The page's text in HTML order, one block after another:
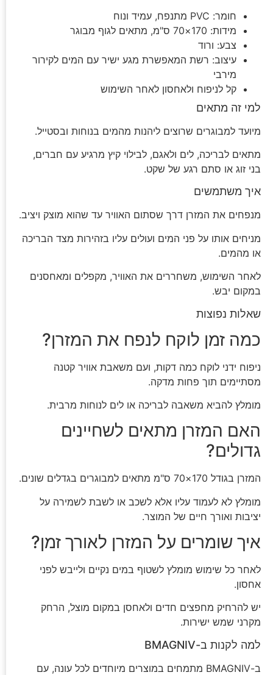
חומר: PVC מתנפח, עמיד ונוח
מידות: 170×70 ס"מ, מתאים לגוף מבוגר
צבע: ורוד
עיצוב: רשת המאפשרת מגע ישיר עם המים לקירור
מירבי
קל לניפוח ולאחסון לאחר השימוש
למי זה מתאים
מיועד למבוגרים שרוצים ליהנות מהמים בנוחות ובסטייל.
מתאים לבריכה, לים ולאגם, לבילוי קיץ מרגיע עם חברים,
בני זוג או סתם רגע של שקט.
איך משתמשים
מנפחים את המזרן דרך שסתום האוויר עד שהוא מוצק ויציב.
מניחים אותו על פני המים ועולים עליו בזהירות מצד הבריכה
או מהמים.
לאחר השימוש, משחררים את האוויר, מקפלים ומאחסנים
במקום יבש.
שאלות נפוצות
כמה זמן לוקח לנפח את המזרן?
ניפוח ידני לוקח כמה דקות, ועם משאבת אוויר קטנה
מסתיימים תוך פחות מדקה.
מומלץ להביא משאבה לבריכה או לים לנוחות מרבית.
האם המזרן מתאים לשחיינים
גדולים?
המזרן בגודל 170×70 ס"מ מתאים למבוגרים בגדלים שונים.
מומלץ לא לעמוד עליו אלא לשכב או לשבת לשמירה על
יציבות ואורך חיים של המוצר.
איך שומרים על המזרן לאורך זמן?
לאחר כל שימוש מומלץ לשטוף במים נקיים ולייבש לפני
אחסון.
יש להרחיק מחפצים חדים ולאחסן במקום מוצל, הרחק
מקרני שמש ישירות.
למה לקנות ב-BMAGNIV
ב-BMAGNIV מתמחים במוצרים מיוחדים לכל עונה, עם